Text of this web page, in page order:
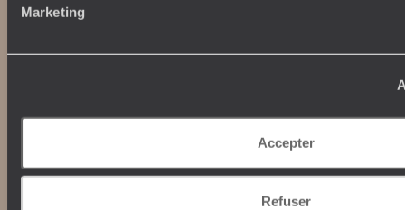
Marketing
Accepter
Refuser
100 % Kohlenstoffausgleich
Top-Reiseziele
Japan